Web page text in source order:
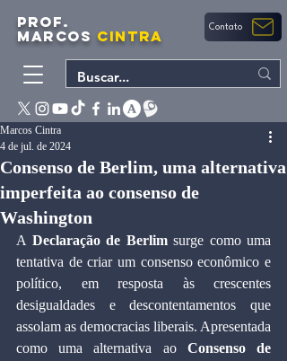
PROF.
MARCOS CINTRA Contato
Consenso de Berlim, uma alternativa
imperfeita ao consenso de
Washington
Marcos Cintra
4 de jul. de 2024
A Declaração de Berlim surge como uma
tentativa de criar um consenso econômico e
político, em resposta às crescentes
desigualdades e descontentamentos que
assolam as democracias liberais. Apresentada
como uma alternativa ao Consenso de